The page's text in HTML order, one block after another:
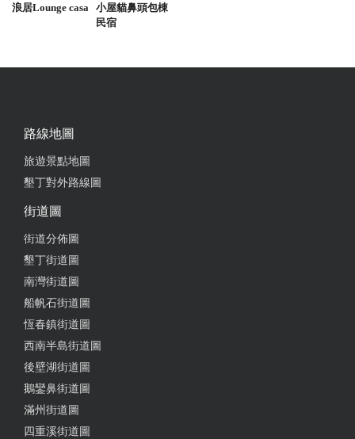
浪居Lounge casa
小屋貓鼻頭包棟
民宿
路線地圖
旅遊景點地圖
墾丁對外路線圖
街道圖
街道分佈圖
墾丁街道圖
南灣街道圖
船帆石街道圖
恆春鎮街道圖
西南半島街道圖
後壁湖街道圖
鵝鑾鼻街道圖
滿州街道圖
四重溪街道圖